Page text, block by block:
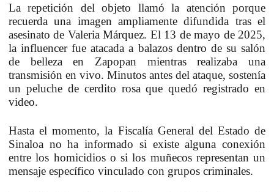
La repetición del objeto llamó la atención porque
recuerda una imagen ampliamente difundida tras el
asesinato de Valeria Márquez. El 13 de mayo de 2025,
la influencer fue atacada a balazos dentro de su salón
de belleza en Zapopan mientras realizaba una
transmisión en vivo. Minutos antes del ataque, sostenía
un peluche de cerdito rosa que quedó registrado en
video.
Hasta el momento, la Fiscalía General del Estado de
Sinaloa no ha informado si existe alguna conexión
entre los homicidios o si los muñecos representan un
mensaje específico vinculado con grupos criminales.